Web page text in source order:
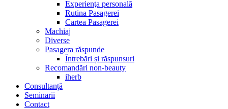
Experienţa personală
Rutina Pasagerei
Cartea Pasagerei
Machiaj
Diverse
Pasagera răspunde
Întrebări și răspunsuri
Recomandări non-beauty
iherb
Consultanță
Seminarii
Contact